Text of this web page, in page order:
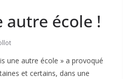
autre école !
une autre école » a provoqué
et certains, dans une